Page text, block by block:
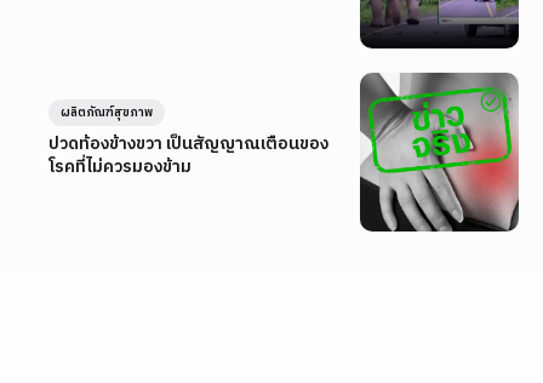
ปวดท้องข้างขวา เป็นสัญญาณเตือนของ
โรคที่ไม่ควรมองข้าม
ผลิตภัณฑ์สุขภาพ